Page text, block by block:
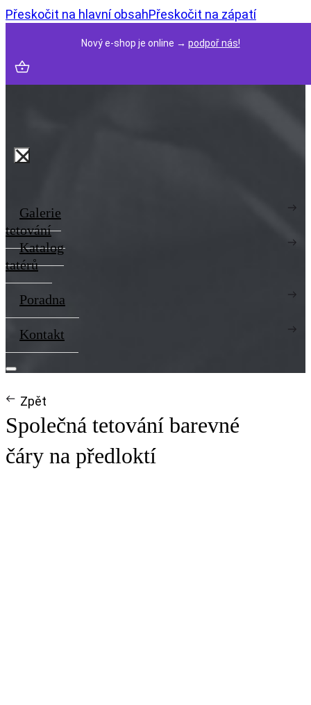
Přeskočit na hlavní obsahPřeskočit na zápatí
Nový e-shop je online → podpoř nás!
Galerie
tetování
Katalog
tatérů
Poradna
Kontakt
Zpět
Společná tetování barevné
čáry na předloktí